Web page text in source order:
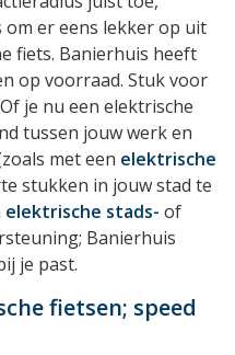
er eens lekker op uit
fiets. Banierhuis heeft
op voorraad. Stuk voor
je nu een elektrische
tussen jouw werk en
met een elektrische
stukken in jouw stad te
elektrische stads- of
Banierhuis
je past.
fietsen; speed